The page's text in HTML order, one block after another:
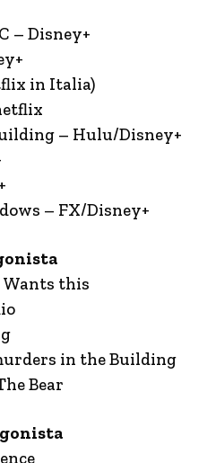
– Disney+
in Italia)
– Hulu/Disney+
– FX/Disney+
Wants this
in the Building
Bear